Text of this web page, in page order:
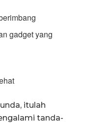
gadget yang
itulah
tanda-